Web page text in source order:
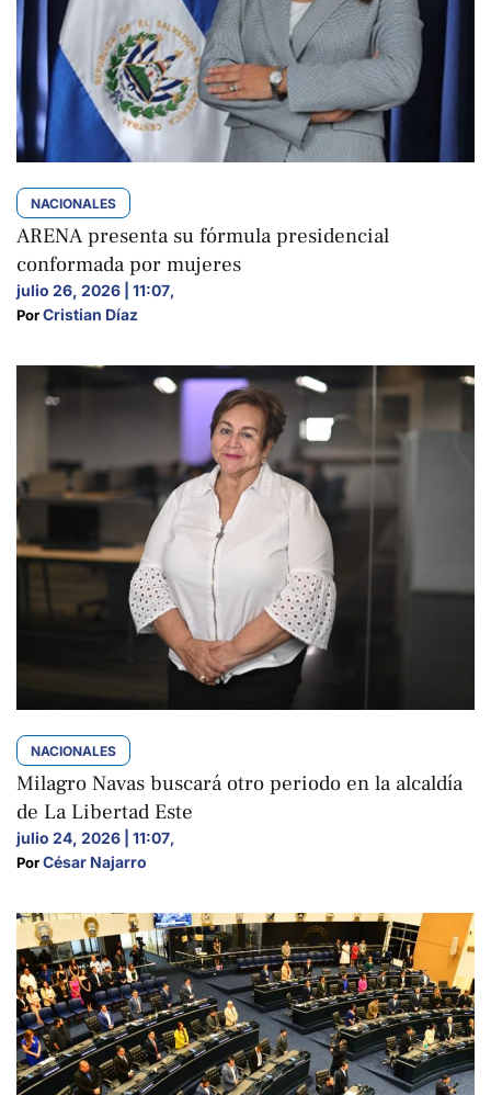
NACIONALES
ARENA presenta su fórmula presidencial
conformada por mujeres
julio 26, 2026 | 11:07,
Por Cristian Díaz
NACIONALES
Milagro Navas buscará otro periodo en la alcaldía
de La Libertad Este
julio 24, 2026 | 11:07,
Por César Najarro